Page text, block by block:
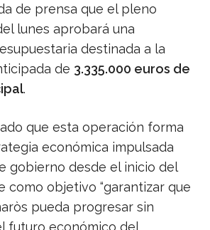
de prensa que el pleno
lunes aprobará una
destinada a la
de 3.335.000 euros de
.
que esta operación forma
económica impulsada
gobierno desde el inicio del
como objetivo “garantizar que
pueda progresar sin
futuro económico del